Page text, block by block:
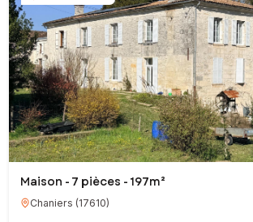
Maison - 7 pièces - 197m²
Chaniers (17610)